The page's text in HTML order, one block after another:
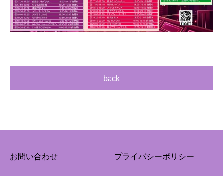
back
お問い合わせ プライバシーポリシー